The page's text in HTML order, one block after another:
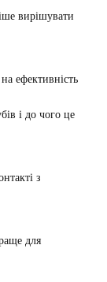
вирішувати
ефективність
і до чого це
з
для